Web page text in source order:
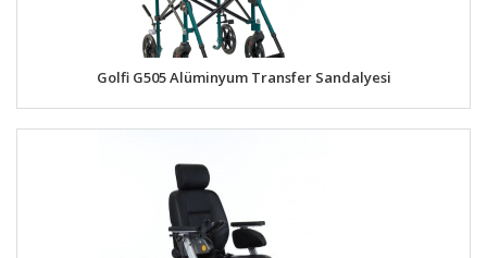
Golfi G505 Alüminyum Transfer Sandalyesi